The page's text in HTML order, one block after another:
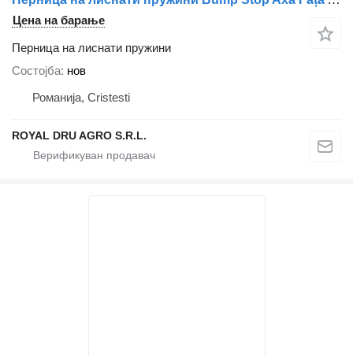
Цена на барање
Перница на лиснати пружини
Состојба нов
Романија, Cristesti
ROYAL DRU AGRO S.R.L.